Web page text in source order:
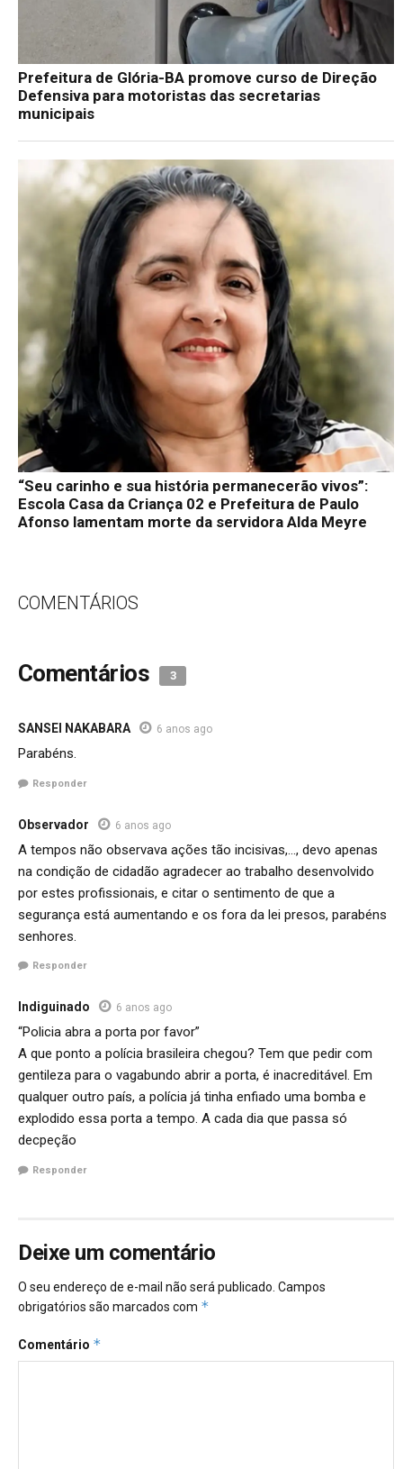
Prefeitura de Glória-BA promove curso de Direção
Defensiva para motoristas das secretarias
municipais
“Seu carinho e sua história permanecerão vivos”:
Escola Casa da Criança 02 e Prefeitura de Paulo
Afonso lamentam morte da servidora Alda Meyre
COMENTÁRIOS
Comentários 3
SANSEI NAKABARA 6 anos ago
Parabéns.
Responder
Observador 6 anos ago
A tempos não observava ações tão incisivas,…, devo apenas
na condição de cidadão agradecer ao trabalho desenvolvido
por estes profissionais, e citar o sentimento de que a
segurança está aumentando e os fora da lei presos, parabéns
senhores.
Responder
Indiguinado 6 anos ago
“Policia abra a porta por favor”
A que ponto a polícia brasileira chegou? Tem que pedir com
gentileza para o vagabundo abrir a porta, é inacreditável. Em
qualquer outro país, a polícia já tinha enfiado uma bomba e
explodido essa porta a tempo. A cada dia que passa só
decpeção
Responder
Deixe um comentário
O seu endereço de e-mail não será publicado. Campos
obrigatórios são marcados com *
Comentário *